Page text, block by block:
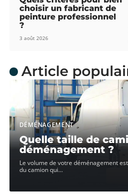
choisir un fabricant de
peinture professionnel
?
3 août 2026
Article
DÉMÉNAGEMENT
Quelle taille de
déménagement ?
Le volume de votre déménagement
du camion qui…